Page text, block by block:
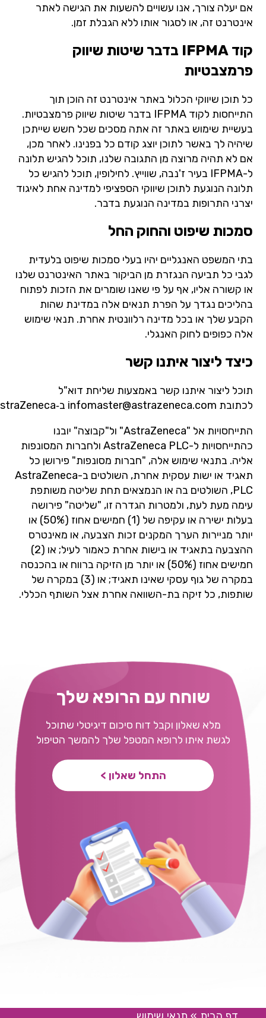
אם יעלה צורך, אנו עשויים להשעות את הגישה לאתר
אינטרנט זה, או לסגור אותו ללא הגבלת זמן.
קוד IFPMA בדבר שיטות שיווק
פרמצבטיות
כל תוכן שיווקי הכלול באתר אינטרנט זה הוכן תוך
התייחסות לקוד IFPMA בדבר שיטות שיווק פרמצבטיות.
בעשיית שימוש באתר זה אתה מסכים שכל חשש שייתכן
שיהיה לך באשר לתוכן יוצג קודם כל בפנינו. לאחר מכן,
אם לא תהיה מרוצה מן התגובה שלנו, תוכל להגיש תלונה
ל-IFPMA בעיר ז'נבה, שווייץ. לחילופין, תוכל להגיש כל
תלונה הנוגעת לתוכן שיווקי הספציפי למדינה אחת לאיגוד
יצרני התרופות במדינה הנוגעת בדבר.
סמכות שיפוט והחוק החל
בתי המשפט האנגליים יהיו בעלי סמכות שיפוט בלעדית
לגבי כל תביעה הנגזרת מן הביקור באתר האינטרנט שלנו
או קשורה אליו, אף על פי שאנו שומרים את הזכות לפתוח
בהליכים נגדך על הפרת תנאים אלה במדינת שהות
הקבע שלך או בכל מדינה רלוונטית אחרת. תנאי שימוש
אלה כפופים לחוק האנגלי.
כיצד ליצור איתנו קשר
תוכל ליצור איתנו קשר באמצעות שליחת דוא"ל
לכתובתinfomaster@astrazeneca.comב‑AstraZeneca.
התייחסויות אל "AstraZeneca" ול"קבוצה" יובנו
כהתייחסויות ל-AstraZeneca PLC ולחברות המסונפות
אליה. בתנאי שימוש אלה, "חברות מסונפות" פירושן כל
תאגיד או ישות עסקית אחרת, השולטים ב-AstraZeneca
PLC, השולטים בה או הנמצאים תחת שליטה משותפת
עימה מעת לעת, ולמטרות הגדרה זו, "שליטה" פירושה
בעלות ישירה או עקיפה של (1) חמישים אחוז (50%) או
יותר מניירות הערך המקנים זכות הצבעה, או מאינטרס
ההצבעה בתאגיד או בישות אחרת כאמור לעיל; או (2)
חמישים אחוז (50%) או יותר מן הזיקה ברווח או בהכנסה
במקרה של גוף עסקי שאינו תאגיד; או (3) במקרה של
שותפות, כל זיקה בת-השוואה אחרת אצל השותף הכללי.
שוחח עם הרופא שלך
מלא שאלון וקבל דוח סיכום דיגיטלי שתוכל
לגשת איתו לרופא המטפל שלך להמשך הטיפול
התחל שאלון >